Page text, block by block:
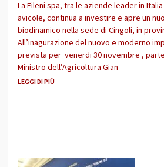
La Fileni spa, tra le aziende leader in
avicole, continua a investire e apre un
biodinamico nella sede di Cingoli, in
All’inagurazione del nuovo e moderno
prevista per venerdi 30 novembre ,
Ministro dell’Agricoltura Gian
LEGGI DI PIÙ